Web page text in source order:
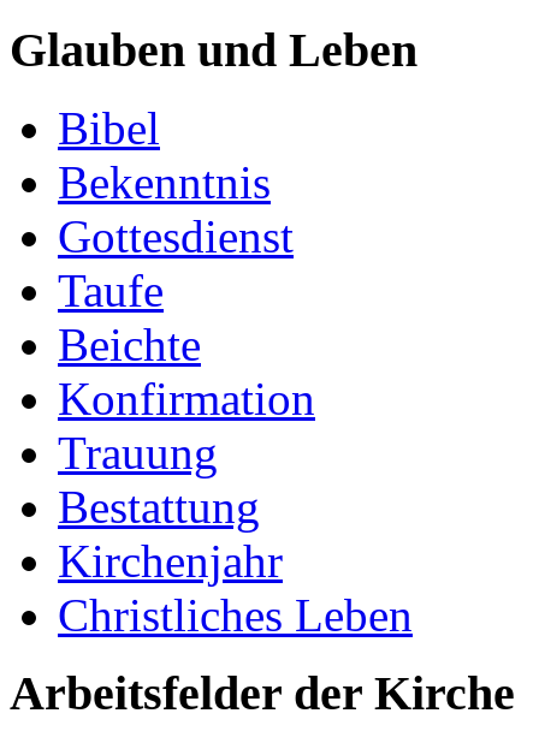
Glauben und Leben
Bibel
Bekenntnis
Gottesdienst
Taufe
Beichte
Konfirmation
Trauung
Bestattung
Kirchenjahr
Christliches Leben
Arbeitsfelder der Kirche